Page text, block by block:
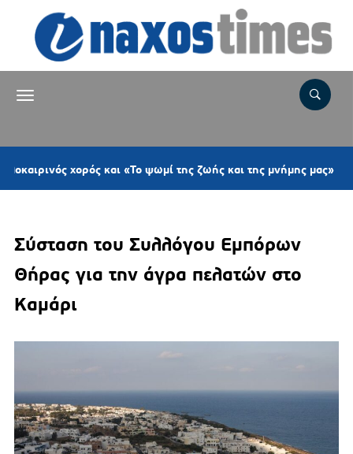
χορός και «Το ψωμί της ζωής και της μνήμης μας» 3
Σύσταση του Συλλόγου Εμπόρων
Θήρας για την άγρα πελατών στο
Καμάρι